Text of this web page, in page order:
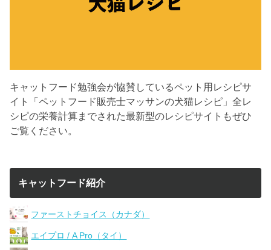
キャットフード勉強会が協賛しているペット用レシピサ
イト「ペットフード販売士マッサンの犬猫レシピ」全レ
シピの栄養計算までされた最新型のレシピサイトもぜひ
ご覧ください。
キャットフード紹介
ファーストチョイス（カナダ）
エイプロ / A Pro（タイ）